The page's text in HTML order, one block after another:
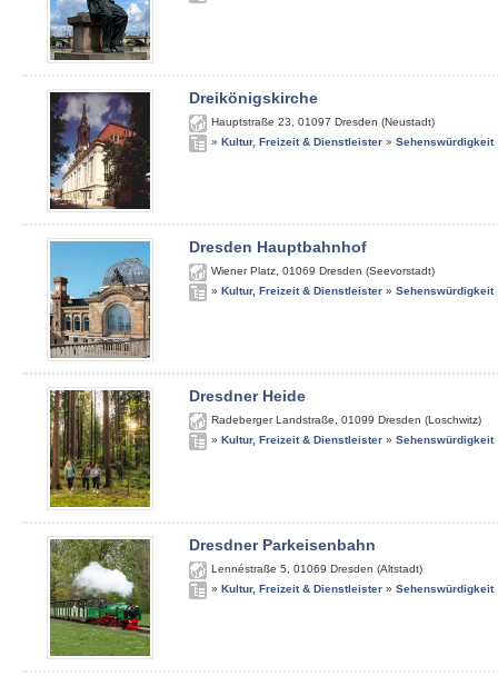
Dreikönigskirche
Hauptstraße 23 01097 Dresden (Neustadt)
» Kultur, Freizeit & Dienstleister » Sehenswürdigkeit
Dresden Hauptbahnhof
Wiener Platz 01069 Dresden (Seevorstadt)
» Kultur, Freizeit & Dienstleister » Sehenswürdigkeit
Dresdner Heide
Radeberger Landstraße 01099 Dresden (Loschwitz)
» Kultur, Freizeit & Dienstleister » Sehenswürdigkeit
Dresdner Parkeisenbahn
Lennéstraße 5 01069 Dresden (Altstadt)
» Kultur, Freizeit & Dienstleister » Sehenswürdigkeit